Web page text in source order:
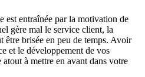
est entraînée par la motivation de
gère mal le service client, la
être brisée en peu de temps. Avoir
et le développement de vos
à mettre en avant dans votre